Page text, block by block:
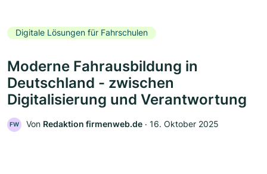
Digitale Lösungen für Fahrschulen
Moderne Fahrausbildung in
Deutschland - zwischen
Digitalisierung und Verantwortung
FW Von Redaktion firmenweb.de ‧ 16. Oktober 2025